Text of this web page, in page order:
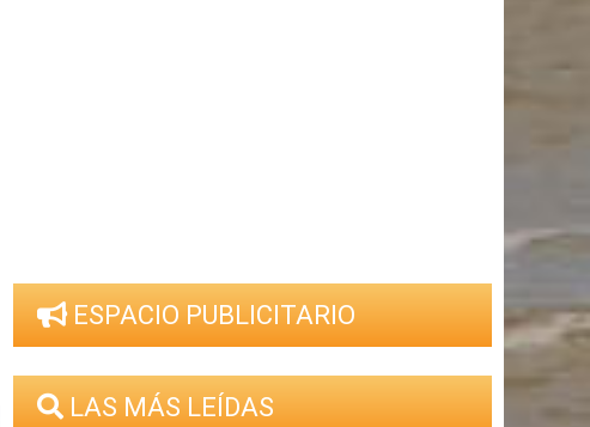
ESPACIO PUBLICITARIO
LAS MÁS LEÍDAS